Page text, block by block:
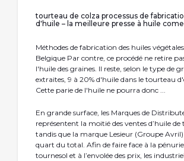
tourteau de colza processus de
d'huile – la meilleure presse à huile
Méthodes de fabrication des huiles
Belgique Par contre, ce procédé ne retire
l'huile des graines. Il reste, selon le type de
extraites, 9 à 20% d'huile dans le tourteau
Cette parie de l'huile ne pourra donc ...
En grande surface, les Marques de
représentent la moitié des ventes d’huile de
tandis que la marque Lesieur (Groupe
quart du total. Afin de faire face à la pénurie
tournesol et à l’envolée des prix, les